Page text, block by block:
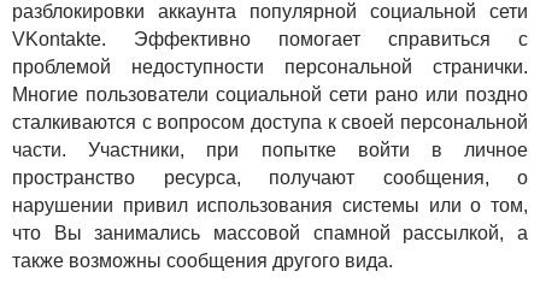
разблокировки аккаунта популярной социальной сети
VKontakte. Эффективно помогает справиться с
проблемой недоступности персональной странички.
Многие пользователи социальной сети рано или поздно
сталкиваются с вопросом доступа к своей персональной
части. Участники, при попытке войти в личное
пространство ресурса, получают сообщения, о
нарушении привил использования системы или о том,
что Вы занимались массовой спамной рассылкой, а
также возможны сообщения другого вида.